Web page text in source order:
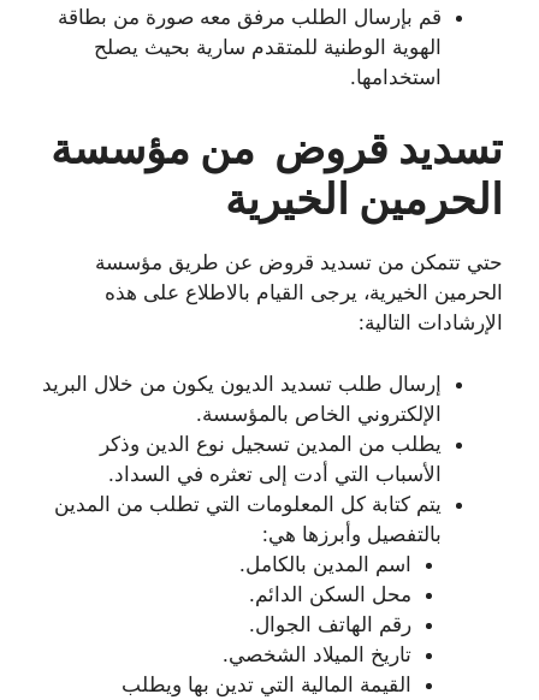
قم بإرسال الطلب مرفق معه صورة من بطاقة
الهوية الوطنية للمتقدم سارية بحيث يصلح
استخدامها.
تسديد قروض من مؤسسة
الحرمين الخيرية
حتي تتمكن من تسديد قروض عن طريق مؤسسة
الحرمين الخيرية، يرجى القيام بالاطلاع على هذه
الإرشادات التالية:
إرسال طلب تسديد الديون يكون من خلال البريد
الإلكتروني الخاص بالمؤسسة.
يطلب من المدين تسجيل نوع الدين وذكر
الأسباب التي أدت إلى تعثره في السداد.
يتم كتابة كل المعلومات التي تطلب من المدين
بالتفصيل وأبرزها هي:
اسم المدين بالكامل.
محل السكن الدائم.
رقم الهاتف الجوال.
تاريخ الميلاد الشخصي.
القيمة المالية التي تدين بها ويطلب